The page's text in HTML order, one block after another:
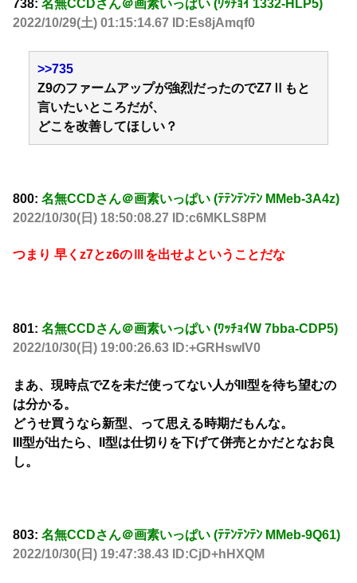
738: 名無CCDさん＠画素いっぱい (ﾜｯﾁｮｲ 1332-HLP5)
2022/10/29(土) 01:15:14.67 ID:Es8jAmqf0
>>735
Z9のファームアップが強烈だったのでZ7Ⅱもと
言いたいところだが、
どこを改善してほしい？
800: 名無CCDさん＠画素いっぱい (ﾃﾃﾝﾃﾝﾃﾝ MMeb-3A4z)
2022/10/30(日) 18:50:08.27 ID:c6MKLS8PM
つまり 早くz7とz6のⅢを出せよということだな
801: 名無CCDさん＠画素いっぱい (ﾜｯﾁｮｲW 7bba-CDP5)
2022/10/30(日) 19:00:26.63 ID:+GRHswIV0
まあ、現時点でZを未だ使ってない人がIII型を待ち望むの
は分かる。
どうせ買うなら新型、って思える時期だもんな。
III型が出たら、II型は仕切りを下げて併売とかだとなお良
し。
803: 名無CCDさん＠画素いっぱい (ﾃﾃﾝﾃﾝﾃﾝ MMeb-9Q61)
2022/10/30(日) 19:47:38.43 ID:CjD+hHXQM